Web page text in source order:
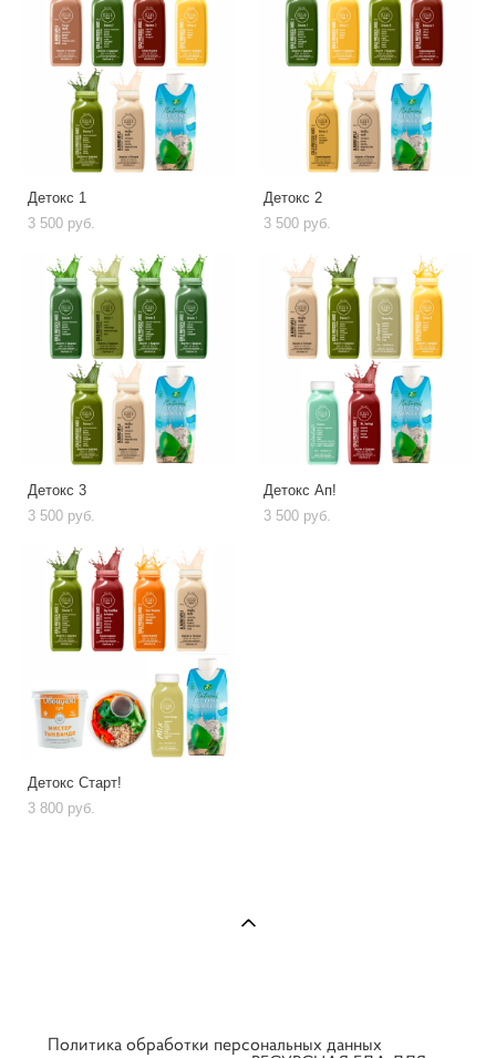
Детокс 1
3 500 pуб.
Детокс 2
3 500 pуб.
Детокс 3
3 500 pуб.
Детокс Ап!
3 500 pуб.
Детокс Старт!
3 800 pуб.
Политика обработки персональных данных